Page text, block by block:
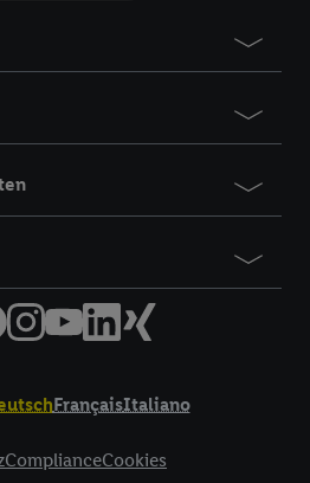
FrançaisItaliano
ComplianceCookies